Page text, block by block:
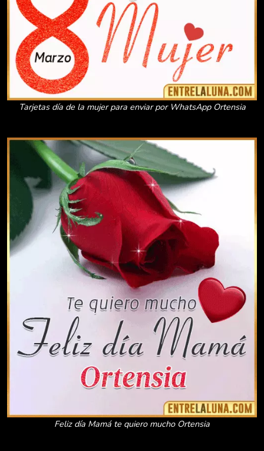
Tarjetas día de la mujer para enviar por WhatsApp Ortensia
Feliz día Mamá te quiero mucho Ortensia